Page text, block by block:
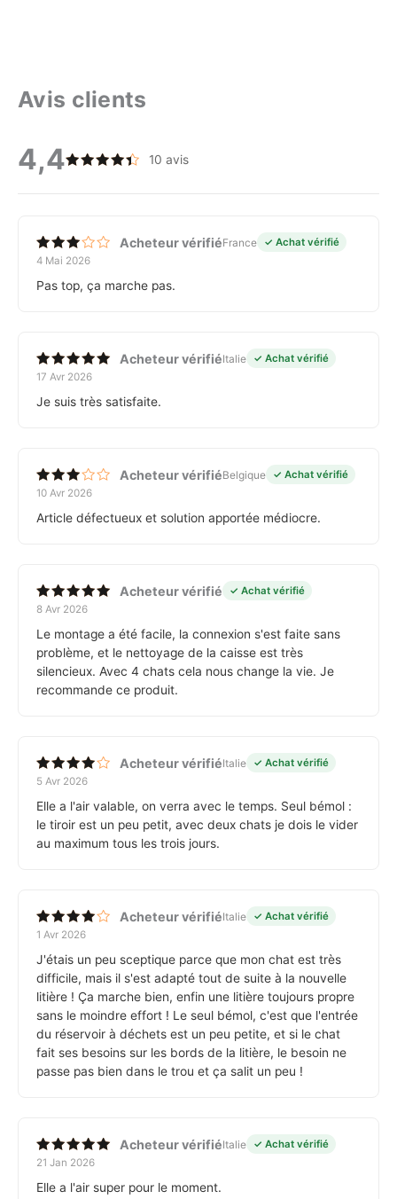
Avis clients
4,4
sur 5
10 avis
Note
5
Acheteur vérifiéFrance
✓ Achat vérifié
4 Mai 2026
Pas top, ça marche pas.
Note5
Acheteur vérifiéItalie
✓ Achat vérifié
17 Avr 2026
Je suis très satisfaite.
Note
5
Acheteur vérifiéBelgique
✓ Achat vérifié
10 Avr 2026
Article défectueux et solution apportée médiocre.
Note5
Acheteur vérifié
✓ Achat vérifié
8 Avr 2026
Le montage a été facile, la connexion s'est faite sans
problème, et le nettoyage de la caisse est très
silencieux. Avec 4 chats cela nous change la vie. Je
recommande ce produit.
Note4
Acheteur vérifiéItalie
✓ Achat vérifié
5 Avr 2026
Elle a l'air valable, on verra avec le temps. Seul bémol :
le tiroir est un peu petit, avec deux chats je dois le vider
au maximum tous les trois jours.
Note4
Acheteur vérifiéItalie
✓ Achat vérifié
1 Avr 2026
J'étais un peu sceptique parce que mon chat est très
difficile, mais il s'est adapté tout de suite à la nouvelle
litière ! Ça marche bien, enfin une litière toujours propre
sans le moindre effort ! Le seul bémol, c'est que l'entrée
du réservoir à déchets est un peu petite, et si le chat
fait ses besoins sur les bords de la litière, le besoin ne
passe pas bien dans le trou et ça salit un peu !
Note5
Acheteur vérifiéItalie
✓ Achat vérifié
21 Jan 2026
Elle a l'air super pour le moment.